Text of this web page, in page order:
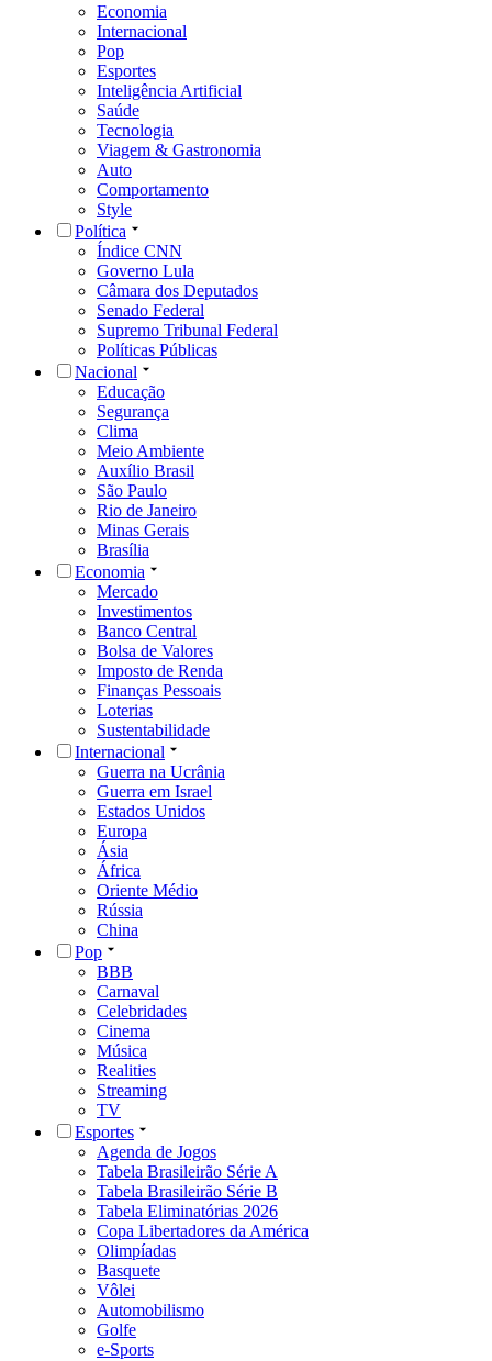
Economia
Internacional
Pop
Esportes
Inteligência Artificial
Saúde
Tecnologia
Viagem & Gastronomia
Auto
Comportamento
Style
Política
Índice CNN
Governo Lula
Câmara dos Deputados
Senado Federal
Supremo Tribunal Federal
Políticas Públicas
Nacional
Educação
Segurança
Clima
Meio Ambiente
Auxílio Brasil
São Paulo
Rio de Janeiro
Minas Gerais
Brasília
Economia
Mercado
Investimentos
Banco Central
Bolsa de Valores
Imposto de Renda
Finanças Pessoais
Loterias
Sustentabilidade
Internacional
Guerra na Ucrânia
Guerra em Israel
Estados Unidos
Europa
Ásia
África
Oriente Médio
Rússia
China
Pop
BBB
Carnaval
Celebridades
Cinema
Música
Realities
Streaming
TV
Esportes
Agenda de Jogos
Tabela Brasileirão Série A
Tabela Brasileirão Série B
Tabela Eliminatórias 2026
Copa Libertadores da América
Olimpíadas
Basquete
Vôlei
Automobilismo
Golfe
e-Sports